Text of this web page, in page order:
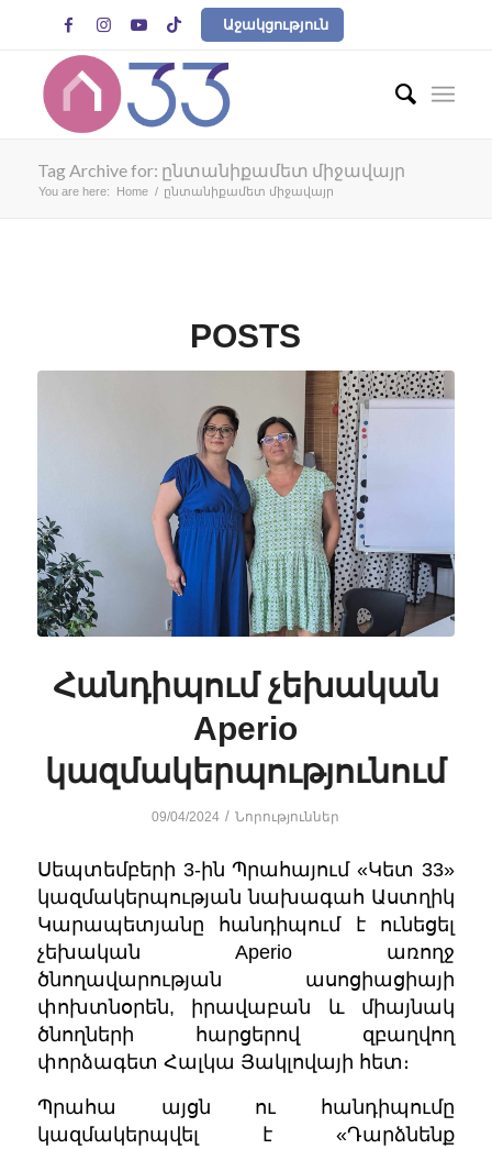
    Աջակցություն
Tag Archive for: ընտանիքամետ միջավայր
You are here: Home / ընտանիքամետ միջավայր
POSTS
Հանդիպում չեխական
Aperio
կազմակերպությունում
09/04/2024 / Նորություններ
Սեպտեմբերի 3-ին Պրահայում «Կետ 33»
կազմակերպության նախագահ Աստղիկ
Կարապետյանը հանդիպում է ունեցել
չեխական Aperio առողջ
ծնողավարության ասոցիացիայի
փոխտնօրեն, իրավաբան և միայնակ
ծնողների հարցերով զբաղվող
փորձագետ Հալկա Յակլովայի հետ։
Պրահա այցն ու հանդիպումը
կազմակերպվել է «Դարձնենք